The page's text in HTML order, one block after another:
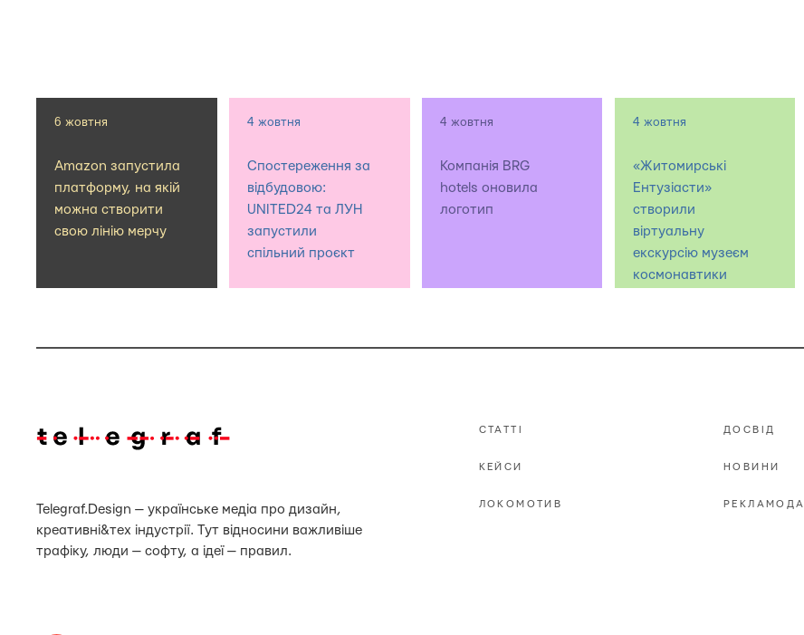
6 жовтня
Amazon запустила
платформу, на якій
можна створити
свою лінію мерчу
4 жовтня
Спостереження за
відбудовою:
UNITED24 та ЛУН
запустили
спільний проєкт
4 жовтня
Компанія BRG
hotels оновила
логотип
4 жовтня
«Житомирські
Ентузіасти»
створили
віртуальну
екскурсію музеєм
космонавтики
Telegraf.Design — українське медіа про дизайн,
креативні&тех індустрії. Тут відносини важливіше
трафіку, люди — софту, а ідеї — правил.
СТАТТІ
КЕЙСИ
ЛОКОМОТИВ
ДОСВІД
НОВИНИ